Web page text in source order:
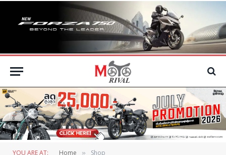
YOU ARE AT: Home » Shop